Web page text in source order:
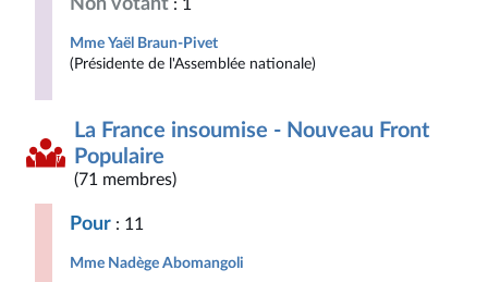
Non votant : 1
Mme Yaël Braun-Pivet
(Présidente de l'Assemblée nationale)
La France insoumise - Nouveau Front
Populaire
(71 membres)
Pour : 11
Mme Nadège Abomangoli